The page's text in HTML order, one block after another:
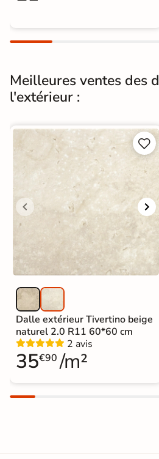
Meilleures ventes des
l'extérieur :


Dalle extérieur Tivertino beige
naturel 2.0 R11 60*60 cm
2 avis
35€90 /m²